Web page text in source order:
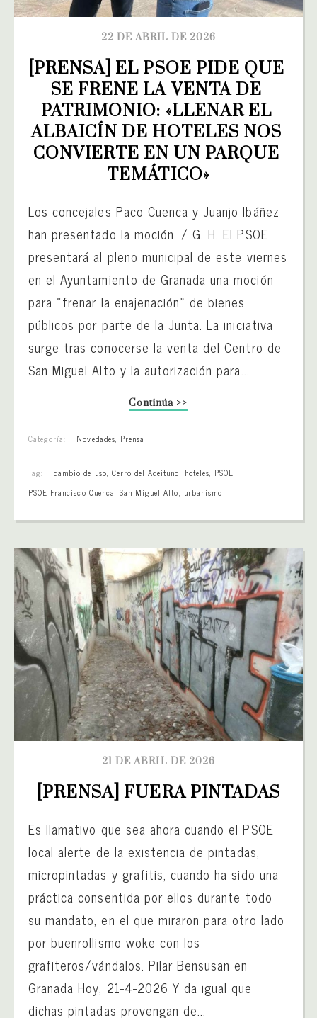
22 DE ABRIL DE 2026
[PRENSA] EL PSOE PIDE QUE
SE FRENE LA VENTA DE
PATRIMONIO: «LLENAR EL
ALBAICÍN DE HOTELES NOS
CONVIERTE EN UN PARQUE
TEMÁTICO»
Los concejales Paco Cuenca y Juanjo Ibáñez
han presentado la moción. / G. H. El PSOE
presentará al pleno municipal de este viernes
en el Ayuntamiento de Granada una moción
para «frenar la enajenación» de bienes
públicos por parte de la Junta. La iniciativa
surge tras conocerse la venta del Centro de
San Miguel Alto y la autorización para...
Continúa >>
Categoría: Novedades, Prensa
Tag: cambio de uso, Cerro del Aceituno, hoteles, PSOE,
PSOE Francisco Cuenca, San Miguel Alto, urbanismo
21 DE ABRIL DE 2026
[PRENSA] FUERA PINTADAS
Es llamativo que sea ahora cuando el PSOE
local alerte de la existencia de pintadas,
micropintadas y grafitis, cuando ha sido una
práctica consentida por ellos durante todo
su mandato, en el que miraron para otro lado
por buenrollismo woke con los
grafiteros/vándalos. Pilar Bensusan en
Granada Hoy, 21-4-2026 Y da igual que
dichas pintadas provengan de...